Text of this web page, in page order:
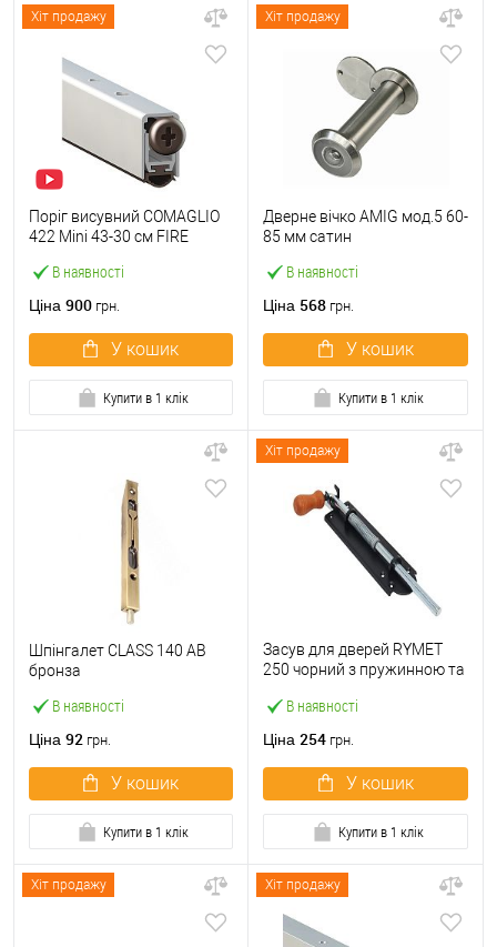
Хіт продажу
В наявності
Поріг висувний COMAGLIO
422 Mini 43-30 cм FIRE
Ціна 900 грн.
У кошик
Купити в 1 клік
Хіт продажу
В наявності
Дверне вічко AMIG мод.5 60-
85 мм сатин
Ціна 568 грн.
У кошик
Купити в 1 клік
В наявності
Шпінгалет CLASS 140 AB
бронза
Ціна 92 грн.
У кошик
Купити в 1 клік
Хіт продажу
В наявності
Засув для дверей RYMET
250 чорний з пружинною та
Ціна 254 грн.
У кошик
Купити в 1 клік
Хіт продажу Хіт продажу